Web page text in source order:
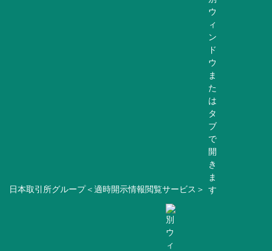
日本取引所グループ＜適時開示情報閲覧サービス＞